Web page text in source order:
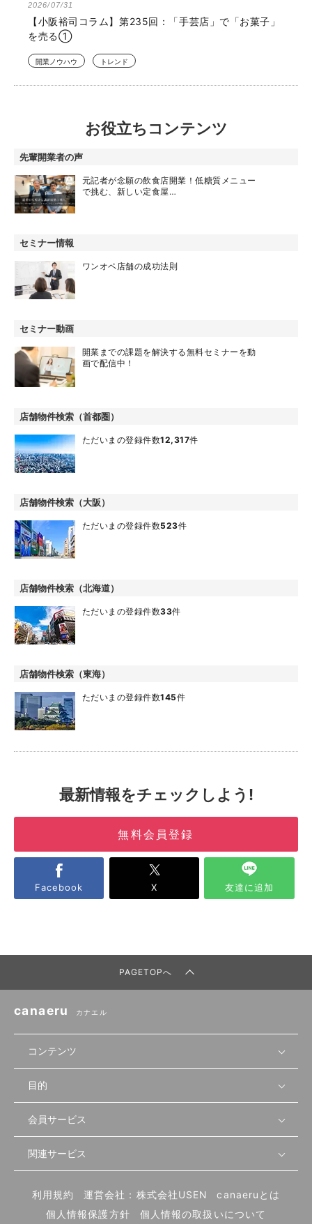
2026/07/31
【小阪裕司コラム】第235回：「手芸店」で「お菓子」
を売る①
開業ノウハウ トレンド
お役立ちコンテンツ
先輩開業者の声
元記者が念願の飲食店開業！低糖質メニュー
で挑む、新しい定食屋…
セミナー情報
ワンオペ店舗の成功法則
セミナー動画
開業までの課題を解決する無料セミナーを動
画で配信中！
店舗物件検索（首都圏）
ただいまの登録件数12,317件
店舗物件検索（大阪）
ただいまの登録件数523件
店舗物件検索（北海道）
ただいまの登録件数33件
店舗物件検索（東海）
ただいまの登録件数145件
最新情報をチェックしよう!
無料会員登録
Facebook X 友達に追加
PAGETOPへ
canaeru カナエル
コンテンツ
無料開業相談
セミナー情報
セミナー動画
物件を探す
首都圏
北海道
先輩開業者の声
開業・経営に関する記事
目的
店舗運営
物件
内装・設備
食材・仕入れ
会員サービス
会員登録
ログイン
関連サービス
飲食店サクセスガイド（外部サイト）
利用規約 運営会社：株式会社USEN
canaeruとは
個人情報保護方針
個人情報の取扱いについて